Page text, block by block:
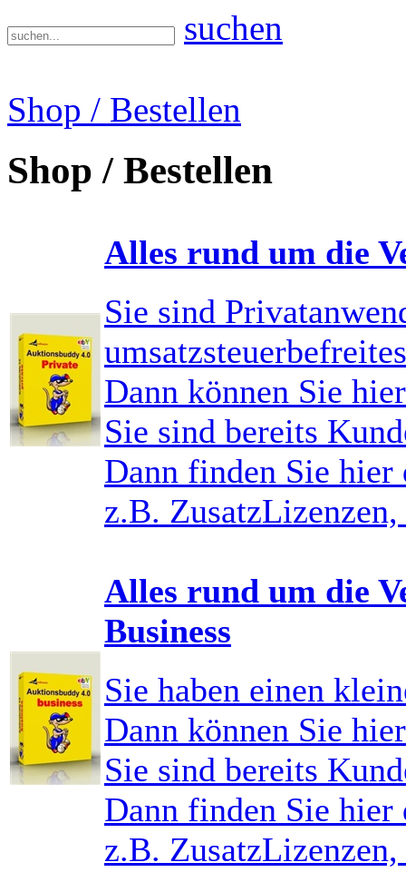
suchen
Shop / Bestellen
Shop / Bestellen
Alles rund um die
Sie sind
Dann können Sie
Sie sind bereits
Dann finden Sie
z.B.
Alles rund um die
Business
Sie haben einen
Dann können Sie
Sie sind bereits
Dann finden Sie
z.B.